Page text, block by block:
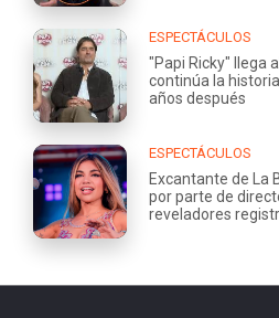
ESPECTÁCULOS
"Papi Ricky" llega
continúa la
años después
ESPECTÁCULOS
Excantante de La
por parte de
reveladores